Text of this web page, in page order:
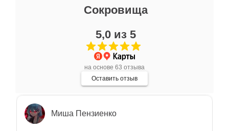
Сокровища
5,0 из 5
на основе 63 отзыва
Оставить отзыв
Очень большой выбор украшений! Каждое -
индивидуально и завораживает своей
красотой! Трудно не купить всё! Спасибо!
Отзыв Яндекс.Карты
Миша Пензиенко